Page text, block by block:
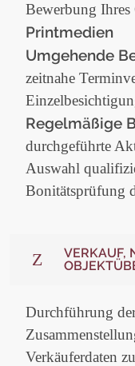
Bewerbung Ihres
Printmedien
Umgehende
zeitnahe
Regelmäßige
durchgeführte
Auswahl
Bonitätsprüfung
VERKAUF,
Durchführung
Verkäuferdaten